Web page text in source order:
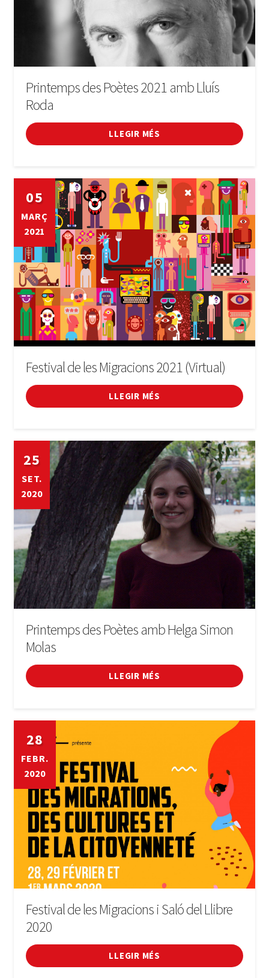
Printemps des Poètes 2021 amb Lluís
Roda
LLEGIR MÉS
05
MARÇ
2021
Festival de les Migracions 2021 (Virtual)
LLEGIR MÉS
25
SET.
2020
Printemps des Poètes amb Helga Simon
Molas
LLEGIR MÉS
28
FEBR.
2020
Festival de les Migracions i Saló del Llibre
2020
LLEGIR MÉS